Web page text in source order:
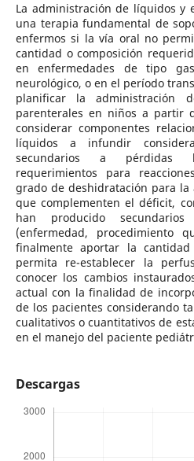
La administración de líquidos y
una terapia fundamental de
enfermos si la vía oral no
cantidad o composición
en enfermedades de tipo
neurológico, o en el período
planificar la administración
parenterales en niños a partir
considerar componentes
líquidos a infundir
secundarios a pérdidas
requerimientos para
grado de deshidratación para
que complementen el déficit,
han producido
(enfermedad, procedimiento
finalmente aportar la
permita re-establecer la
conocer los cambios
actual con la finalidad de
de los pacientes considerando
cualitativos o cuantitativos de
en el manejo del paciente
Descargas